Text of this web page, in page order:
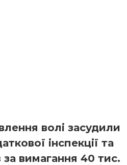
волі засудили
інспекції та
за вимагання 40 тис.